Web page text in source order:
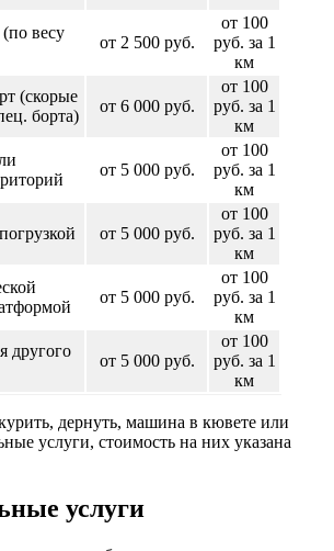
весу
от 2 500 руб.
от 100
руб. за 1
км
(скорые
борта)
от 6 000 руб.
от 100
руб. за 1
км
от 5 000 руб.
от 100
руб. за 1
км
от 5 000 руб.
от 100
руб. за 1
км
от 5 000 руб.
от 100
руб. за 1
км
другого
от 5 000 руб.
от 100
руб. за 1
км
дернуть, машина в кювете или
услуги, стоимость на них указана
услуги